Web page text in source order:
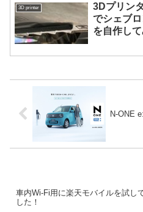
3D printer
3Dプリン
でシェブ
を自作し
N-ONE
車内Wi-Fi用に楽天モバイルを試し
した！